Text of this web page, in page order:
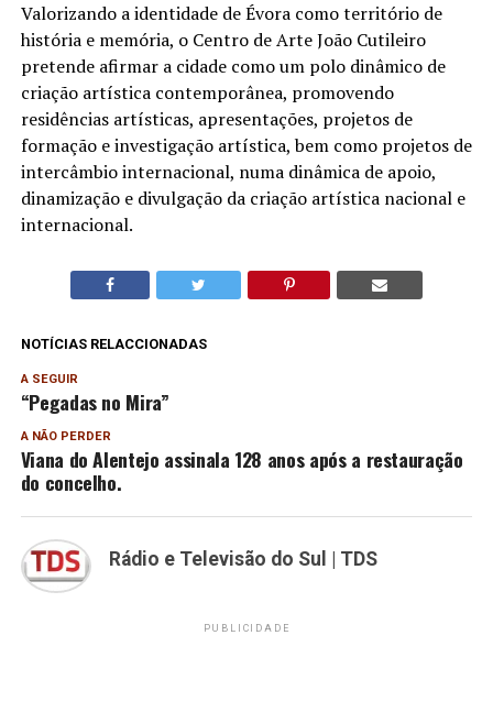
Valorizando a identidade de Évora como território de
história e memória, o Centro de Arte João Cutileiro
pretende afirmar a cidade como um polo dinâmico de
criação artística contemporânea, promovendo
residências artísticas, apresentações, projetos de
formação e investigação artística, bem como projetos de
intercâmbio internacional, numa dinâmica de apoio,
dinamização e divulgação da criação artística nacional e
internacional.
NOTÍCIAS RELACCIONADAS
A SEGUIR
“Pegadas no Mira”
A NÃO PERDER
Viana do Alentejo assinala 128 anos após a restauração
do concelho.
Rádio e Televisão do Sul | TDS
PUBLICIDADE